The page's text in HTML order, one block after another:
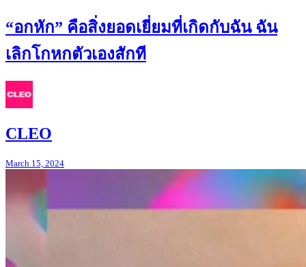
“อกหัก” คือสิ่งยอดเยี่ยมที่เกิดกับฉัน ฉัน
เลิกโกหกตัวเองสักที
CLEO
March 15, 2024